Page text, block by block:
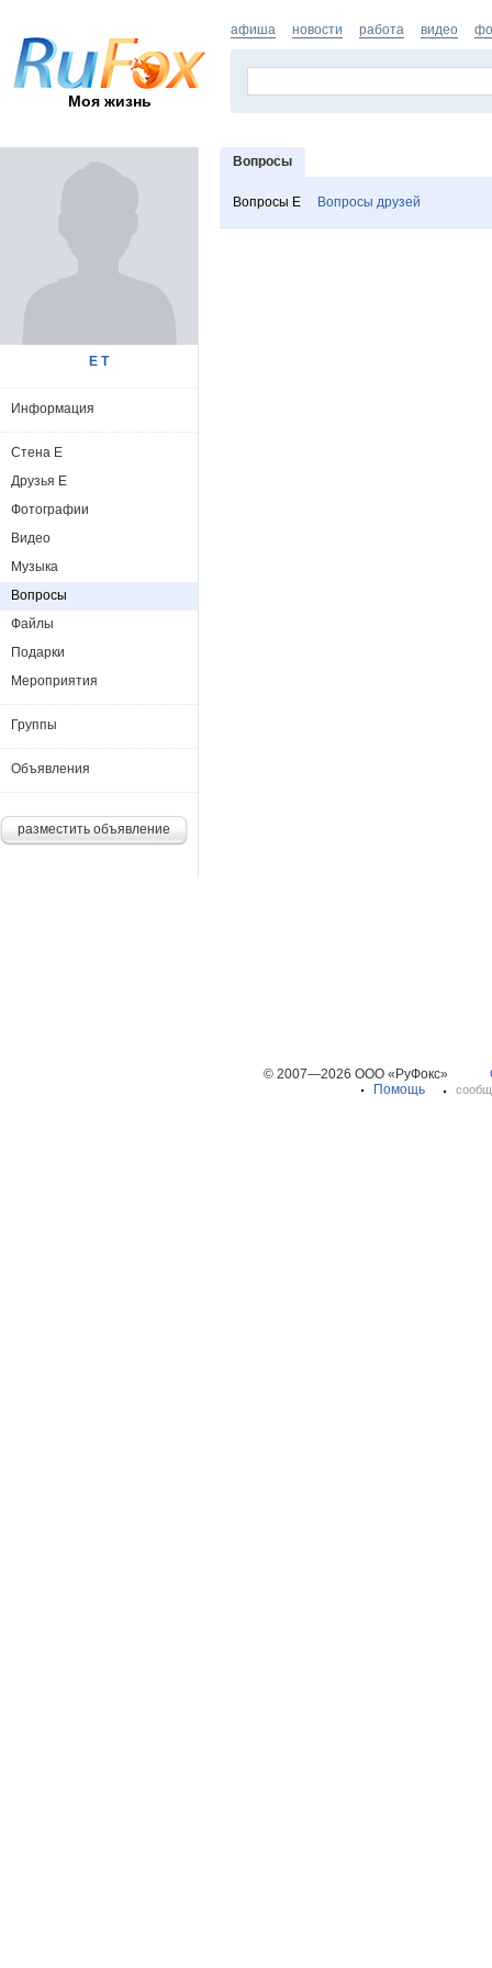
Моя жизнь
афиша новости работа видео
Вопросы
Вопросы Е Вопросы друзей
Е Т
Информация
Стена Е
Друзья Е
Фотографии
Видео
Музыка
Вопросы
Файлы
Подарки
Мероприятия
Группы
Объявления
разместить объявление
© 2007—2026 ООО «РуФокс»
Помощь